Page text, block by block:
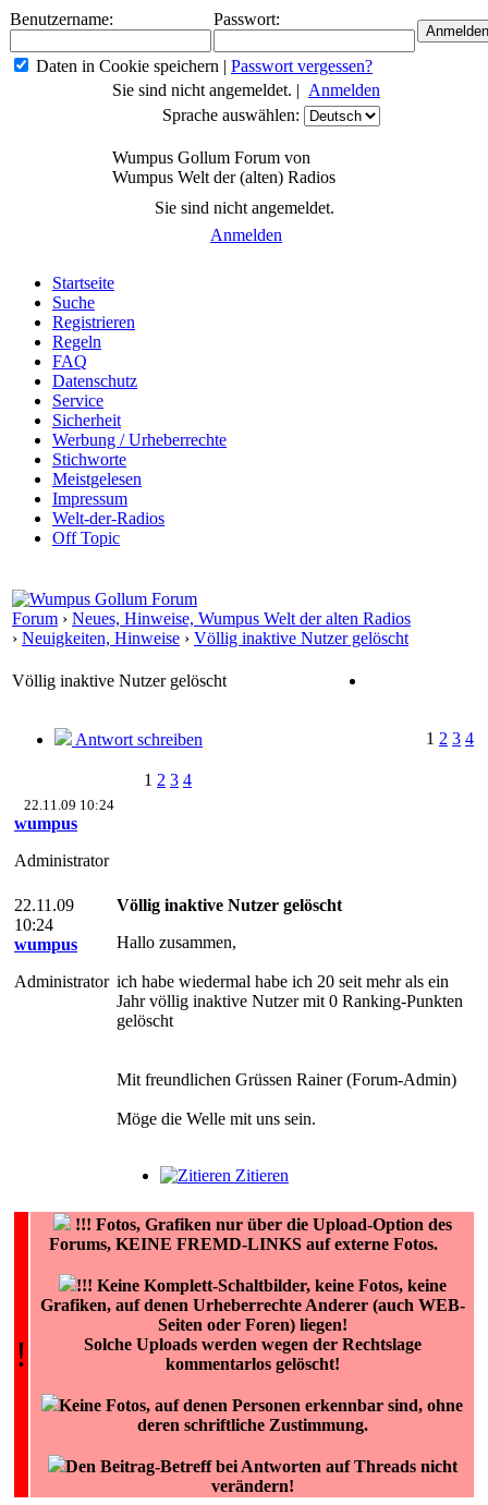
Benutzername: Passwort:
Daten in Cookie speichern | Passwort vergessen?
Sie sind nicht angemeldet. | Anmelden
Sprache auswählen:
Wumpus Gollum Forum von
Wumpus Welt der (alten) Radios
Sie sind nicht angemeldet.
Anmelden
Startseite
Suche
Registrieren
Regeln
FAQ
Datenschutz
Service
Sicherheit
Werbung / Urheberrechte
Stichworte
Meistgelesen
Impressum
Welt-der-Radios
Off Topic
Forum › Neues, Hinweise, Wumpus Welt der alten Radios
› Neuigkeiten, Hinweise › Völlig inaktive Nutzer gelöscht
Völlig inaktive Nutzer gelöscht
Antwort schreiben 1 2 3 4
1 2 3 4
22.11.09 10:24
wumpus
Administrator
22.11.09
10:24
wumpus
Administrator
Völlig inaktive Nutzer gelöscht
Hallo zusammen,
ich habe wiedermal habe ich 20 seit mehr als ein
Jahr völlig inaktive Nutzer mit 0 Ranking-Punkten
gelöscht
Mit freundlichen Grüssen Rainer (Forum-Admin)
Möge die Welle mit uns sein.
Zitieren
!
!!! Fotos, Grafiken nur über die Upload-Option des
Forums, KEINE FREMD-LINKS auf externe Fotos.
!!! Keine Komplett-Schaltbilder, keine Fotos, keine
Grafiken, auf denen Urheberrechte Anderer (auch WEB-
Seiten oder Foren) liegen!
Solche Uploads werden wegen der Rechtslage
kommentarlos gelöscht!
Keine Fotos, auf denen Personen erkennbar sind, ohne
deren schriftliche Zustimmung.
Den Beitrag-Betreff bei Antworten auf Threads nicht
verändern!